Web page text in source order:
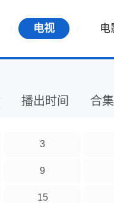
电视 电
播出时间 合集
3
9
15